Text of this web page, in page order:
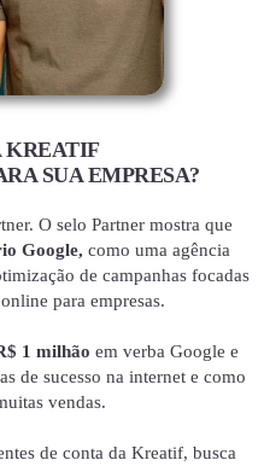
KREATIF
SUA EMPRESA?
O selo Partner mostra que
Google, como uma agência
de campanhas focadas
para empresas.
1 milhão em verba Google e
de sucesso na internet e como
vendas.
de conta da Kreatif, busca